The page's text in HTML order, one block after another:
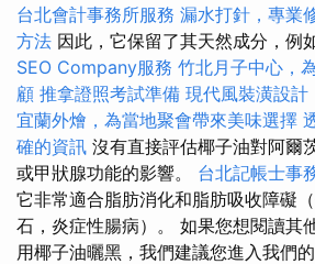
台北會計事務所服務 漏水打針，專業
方法 因此，它保留了其天然成分，例
SEO Company服務 竹北月子中心，
顧 推拿證照考試準備 現代風裝潢設計
宜蘭外燴，為當地聚會帶來美味選擇
確的資訊 沒有直接評估椰子油對阿爾
或甲狀腺功能的影響。 台北記帳士事
它非常適合脂肪消化和脂肪吸收障礙
石，炎症性腸病）。 如果您想閱讀其
用椰子油曬黑，我們建議您進入我們